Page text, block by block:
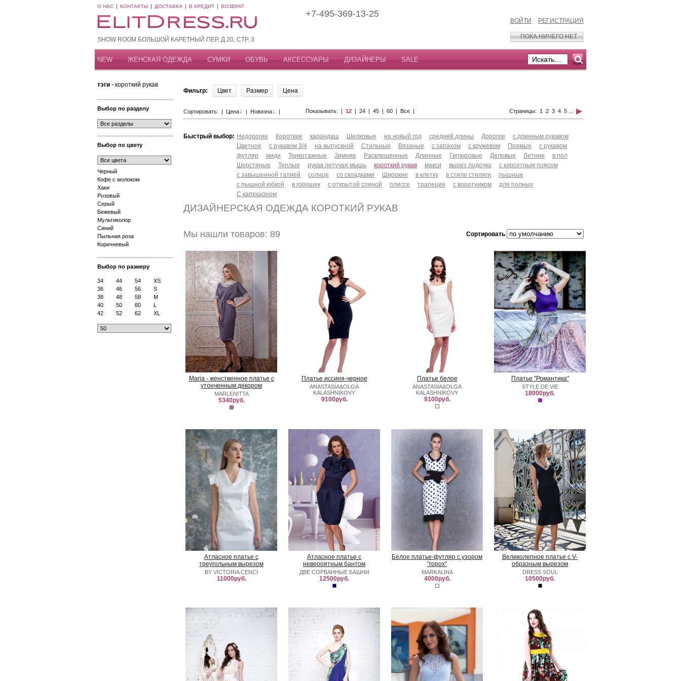
О НАС КОНТАКТЫ ДОСТАВКА В КРЕДИТ ВОЗВРАТ
SHOW ROOM БОЛЬШОЙ КАРЕТНЫЙ ПЕР, Д 20, СТР. 3
+7-495-369-13-25
ВОЙТИ РЕГИСТРАЦИЯ
ПОКА НИЧЕГО НЕТ
NEW ЖЕНСКАЯ ОДЕЖДА СУМКИ ОБУВЬ АКСЕССУАРЫ ДИЗАЙНЕРЫ SALE
тэги - короткий рукав
Выбор по разделу
Выбор по цвету
Черный
Кофе с молоком
Хаки
Розовый
Серый
Бежевый
Мультиколор
Синий
Пыльная роза
Коричневый
Выбор по размеру
34 44 54
XS
36
46 56
S
38
48 58
M
40
50 60
L
42
52 62 XL
Фильтр: Цвет Размер Цена
Сортировать: | Цена↓ | Новизна↓ | Показывать: | 12 | 24 | 45 | 60 | Все | Страницы: 1 2 3 4 5
Быстрый выбор: Недорогие Короткие карандаш Шелковые на новый год средней длины Дорогие
с длинным рукавом
Цветное
с рукавом 3/4 на выпускной Стильные Вязаные с запахом с кружевом Прямые
с рукавом
футляр
миди Трикотажные Зимние Расклешенные Длинные Гипюровые Деловые Летние
в пол
Шерстяные
Теплые рукав летучая мышь короткий рукав макси вырез лодочка
с корсетным поясом
с завышенной талией
солнце со складками Широкие в клетку в стиле стиляги
пышные
с пышной юбкой
в горошек с открытой спиной плиссе трапеция с воротником
для полных
С капюшоном
ДИЗАЙНЕРСКАЯ ОДЕЖДА КОРОТКИЙ РУКАВ
Мы нашли товаров: 89 Сортировать
Maria - женственное платье с
утонченным декором
MARLENITTA
5340руб.
Платье иссиня-черное
ANASTASIA&OLGA
KALASHNIKOVY
9100руб.
Платье белое
ANASTASIA&OLGA
KALASHNIKOVY
9100руб.
Платье "Романтика"
STYLE DE VIE
18000руб.
Атласное платье с
треугольным вырезом
BY VICTORIA CENCI
11000руб.
Атласное платье с
невероятным бантом
ДВЕ СОРВАННЫЕ БАШНИ
12500руб.
Белое платье-футляр с узором
"горох"
MARKALINA
4000руб.
Великолепное платье с V-
образным вырезом
DRESS SOUL
10500руб.